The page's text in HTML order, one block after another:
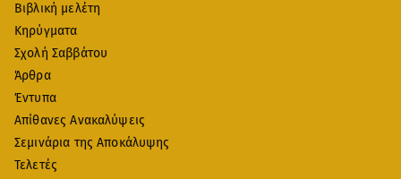
Βιβλική μελέτη
Κηρύγματα
Σχολή Σαββάτου
Άρθρα
Έντυπα
Απίθανες Ανακαλύψεις
Σεμινάρια της Αποκάλυψης
Τελετές